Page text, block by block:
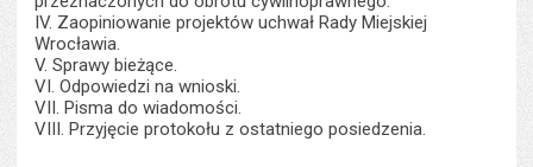
IV. Zaopiniowanie projektów uchwał Rady Miejskiej
Wrocławia.
V. Sprawy bieżące.
VI. Odpowiedzi na wnioski.
VII. Pisma do wiadomości.
VIII. Przyjęcie protokołu z ostatniego posiedzenia.